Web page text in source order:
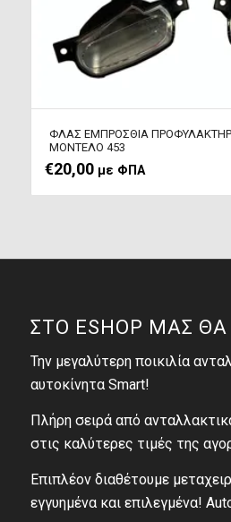
ΦΛΑΣ ΕΜΠΡΟΣΘΙΑ ΠΡΟΦΥΛΑΚΤΗΡΑ
ΜΟΝΤΕΛΟ 453
€20,00 με ΦΠΑ
ΣΤΟ ESHOP ΜΑΣ ΘΑ
Την μεγαλύτερη ποικιλία
αυτοκίνητα Smart!
Πλήρη σειρά από
στις καλύτερες τιμές της
Επιπλέον διαθέτουμε
εγγυημένα και επιλεγμένα!